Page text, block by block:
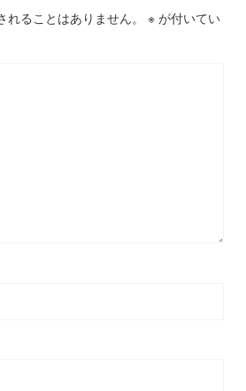
ることはありません。 ※ が付いてい